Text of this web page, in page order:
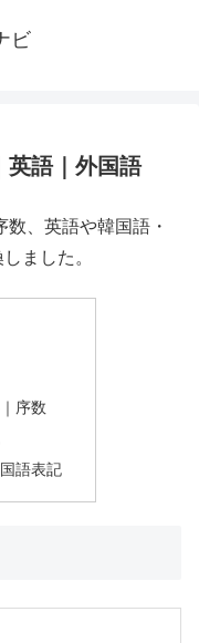
ビ
英語｜外国語
、英語や韓国語・
ました。
序数
語表記